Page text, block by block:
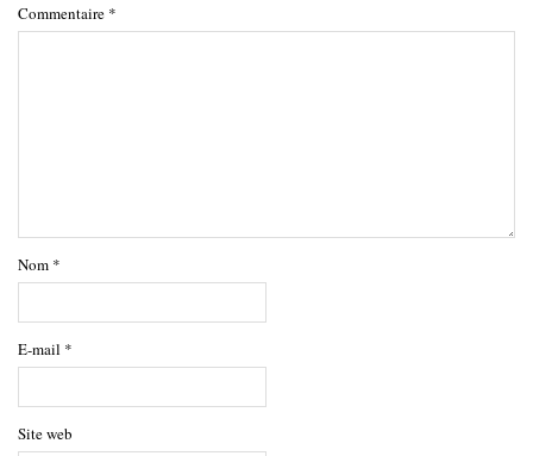
Commentaire *
Nom *
E-mail *
Site web